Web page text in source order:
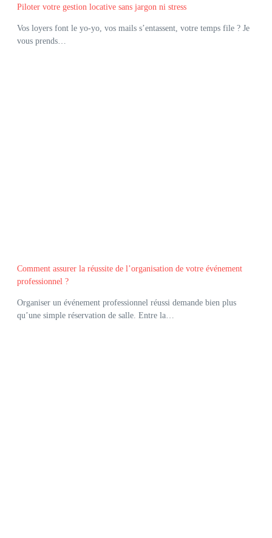
Piloter votre gestion locative sans jargon ni stress
Vos loyers font le yo-yo, vos mails s’entassent, votre temps file ? Je
vous prends…
Comment assurer la réussite de l’organisation de votre événement
professionnel ?
Organiser un événement professionnel réussi demande bien plus
qu’une simple réservation de salle. Entre la…